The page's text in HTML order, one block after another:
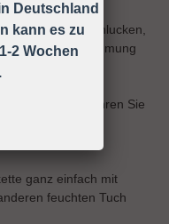
wie z.B. Verschlucken,
die Wahrnehmung
und bewahren Sie
ganz einfach mit
feuchten Tuch
Deutschland
kann es zu
2 Wochen